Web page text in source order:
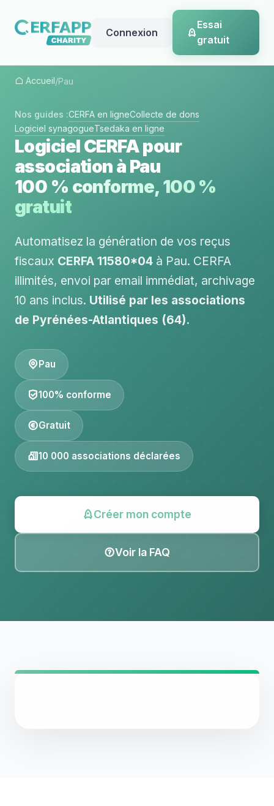
Connexion
Essai
gratuit
Accueil/Pau
Nos guides :CERFA en ligneCollecte de dons
Logiciel synagogueTsedaka en ligne
Logiciel CERFA pour
association à Pau
100 % conforme, 100 %
gratuit
Automatisez la génération de vos reçus
fiscaux CERFA 11580*04 à Pau. CERFA
illimités, envoi par email immédiat, archivage
10 ans inclus. Utilisé par les associations
de Pyrénées-Atlantiques (64).
Pau
100% conforme
Gratuit
10 000 associations déclarées
Créer mon compte
Voir la FAQ